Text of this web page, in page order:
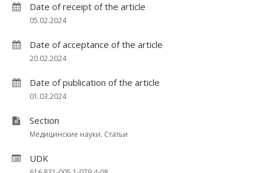
Date of receipt of the article
05.02.2024
Date of acceptance of the article
20.02.2024
Date of publication of the article
01.03.2024
Section
Медицинские науки. Статьи
UDK